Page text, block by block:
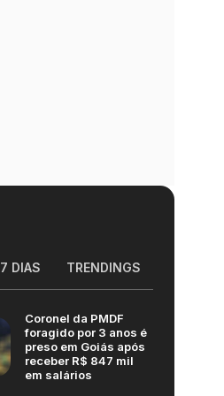
7 DIAS TRENDINGS
Coronel da PMDF
foragido por 3 anos é
preso em Goiás após
receber R$ 847 mil
em salários